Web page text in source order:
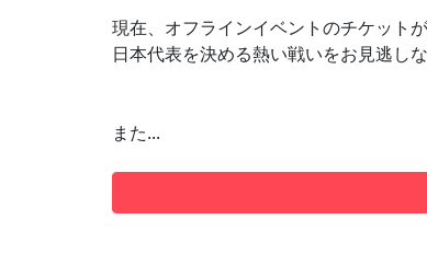
現在、オフラインイベントのチケット
日本代表を決める熱い戦いをお見逃しな
また...